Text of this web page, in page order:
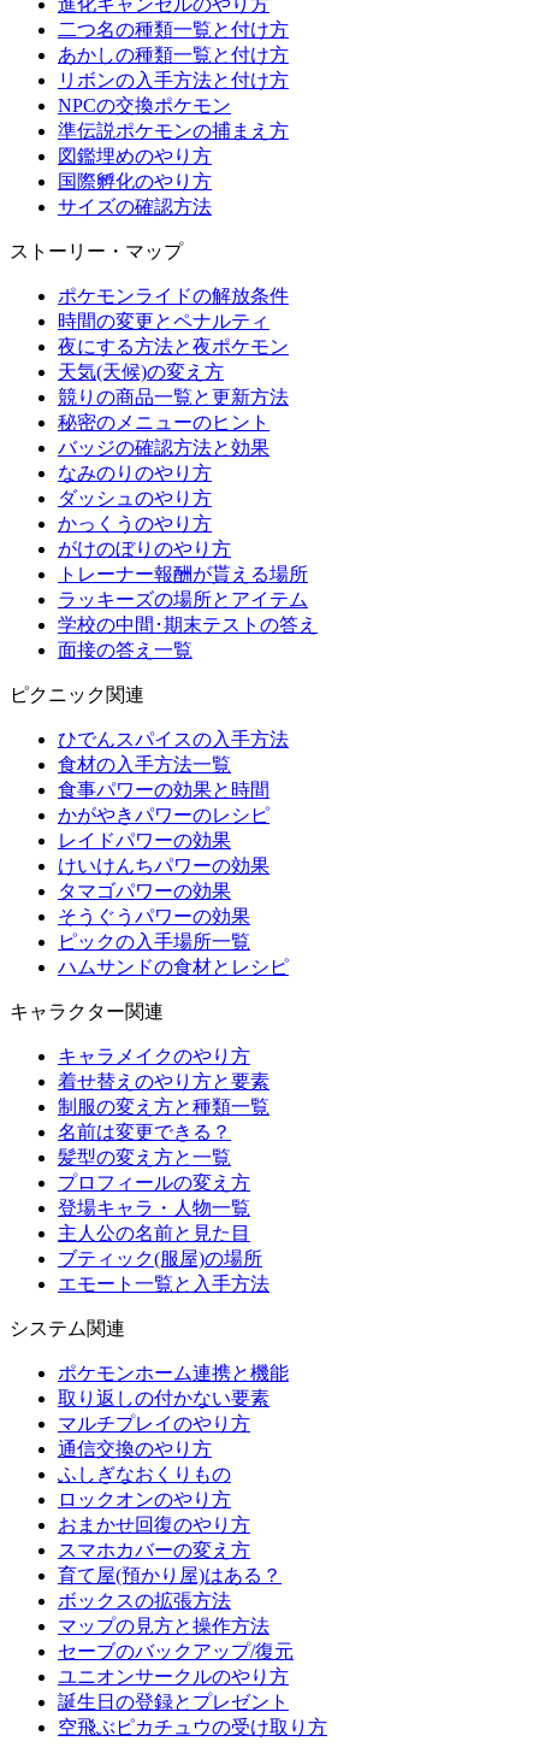
進化キャンセルのやり方
二つ名の種類一覧と付け方
あかしの種類一覧と付け方
リボンの入手方法と付け方
NPCの交換ポケモン
準伝説ポケモンの捕まえ方
図鑑埋めのやり方
国際孵化のやり方
サイズの確認方法
ストーリー・マップ
ポケモンライドの解放条件
時間の変更とペナルティ
夜にする方法と夜ポケモン
天気(天候)の変え方
競りの商品一覧と更新方法
秘密のメニューのヒント
バッジの確認方法と効果
なみのりのやり方
ダッシュのやり方
かっくうのやり方
がけのぼりのやり方
トレーナー報酬が貰える場所
ラッキーズの場所とアイテム
学校の中間･期末テストの答え
面接の答え一覧
ピクニック関連
ひでんスパイスの入手方法
食材の入手方法一覧
食事パワーの効果と時間
かがやきパワーのレシピ
レイドパワーの効果
けいけんちパワーの効果
タマゴパワーの効果
そうぐうパワーの効果
ピックの入手場所一覧
ハムサンドの食材とレシピ
キャラクター関連
キャラメイクのやり方
着せ替えのやり方と要素
制服の変え方と種類一覧
名前は変更できる？
髪型の変え方と一覧
プロフィールの変え方
登場キャラ・人物一覧
主人公の名前と見た目
ブティック(服屋)の場所
エモート一覧と入手方法
システム関連
ポケモンホーム連携と機能
取り返しの付かない要素
マルチプレイのやり方
通信交換のやり方
ふしぎなおくりもの
ロックオンのやり方
おまかせ回復のやり方
スマホカバーの変え方
育て屋(預かり屋)はある？
ボックスの拡張方法
マップの見方と操作方法
セーブのバックアップ/復元
ユニオンサークルのやり方
誕生日の登録とプレゼント
空飛ぶピカチュウの受け取り方